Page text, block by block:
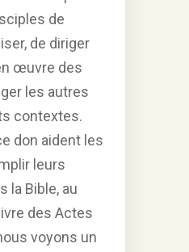
de
de diriger
œuvre des
les autres
contextes.
don aident les
leurs
la Bible, au
des Actes
voyons un